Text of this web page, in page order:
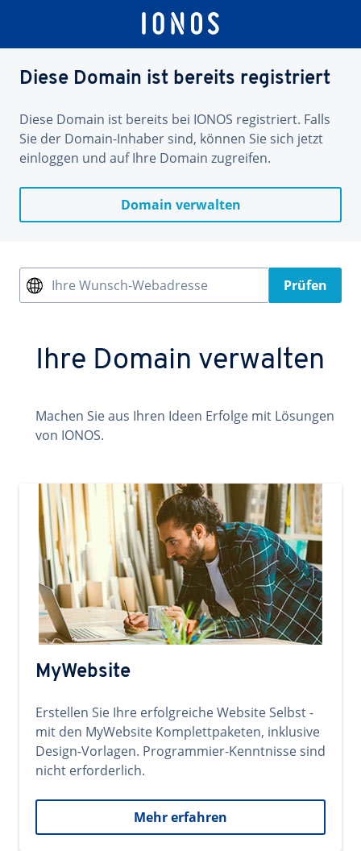
Diese Domain ist bereits registriert
Diese Domain ist bereits bei IONOS registriert. Falls
Sie der Domain-Inhaber sind, können Sie sich jetzt
einloggen und auf Ihre Domain zugreifen.
Domain verwalten
Ihre Wunsch-Webadresse Prüfen
Ihre Domain verwalten
Machen Sie aus Ihren Ideen Erfolge mit Lösungen
von IONOS.
MyWebsite
Erstellen Sie Ihre erfolgreiche Website Selbst -
mit den MyWebsite Komplettpaketen, inklusive
Design-Vorlagen. Programmier-Kenntnisse sind
nicht erforderlich.
Mehr erfahren